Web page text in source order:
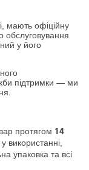
мають офіційну
обслуговування
у його
підтримки — ми
протягом 14
використанні,
упаковка та всі